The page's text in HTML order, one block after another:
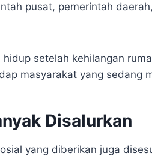
pusat, pemerintah
setelah kehilangan
masyarakat yang sedang
Disalurkan
yang diberikan juga